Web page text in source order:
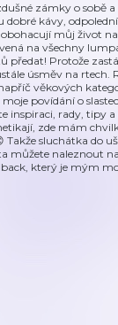
zámky o sobě a
dobré kávy,
můj život
na všechny
předat! Protože
úsměv na rtech.
věkových
povídání o
inspiraci, rady, tipy a
zde mám
Takže sluchátka do
můžete naleznout na
který je mým